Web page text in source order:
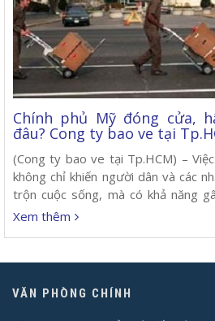
Chính phủ Mỹ đóng cửa,
đâu? Cong ty bao ve tại
(Cong ty bao ve tại Tp.HCM) –
không chỉ khiến người dân và các
trộn cuộc sống, mà có khả năng
cho nền kinh tế lớn nhất thế giới
Xem thêm
VĂN PHÒNG CHÍNH